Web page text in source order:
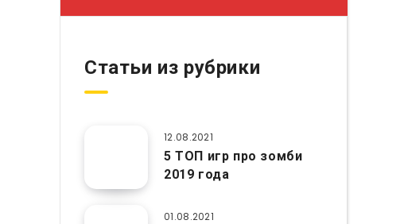
Статьи из рубрики
12.08.2021
5 ТОП игр про зомби
2019 года
01.08.2021